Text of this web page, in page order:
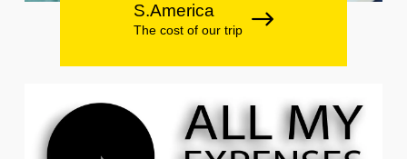
S.America
The cost of our trip